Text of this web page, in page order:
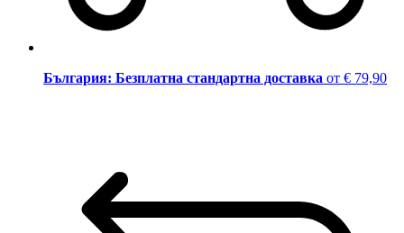
България: Безплатна стандартна доставка от € 79,90